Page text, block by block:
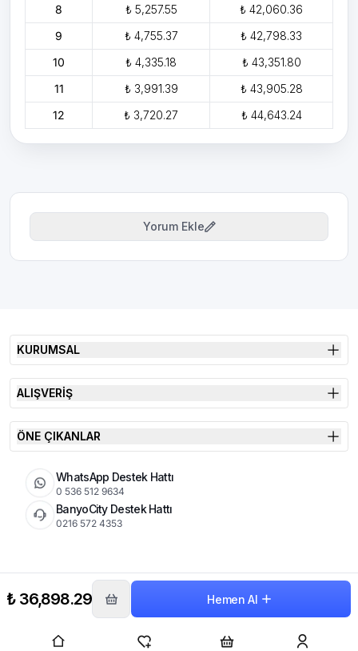
₺ 36,898.29 Hemen Al
8
₺ 5,257.55
₺ 42,060.36
9
₺ 4,755.37
₺ 42,798.33
10
₺ 4,335.18
₺ 43,351.80
11
₺ 3,991.39
₺ 43,905.28
12
₺ 3,720.27 ₺ 44,643.24
Yorum Ekle
KURUMSAL
ALIŞVERİŞ
ÖNE ÇIKANLAR
WhatsApp Destek Hattı
0 536 512 9634
BanyoCity Destek Hattı
0216 572 4353
© 2026 Şimşek Banyo & Seramik | Tüm Hakları Saklıdır
Çerez Politikası